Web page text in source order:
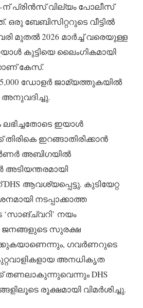
പ്രിൻസ് വില്യം പോലീസ്
ബേബിസിറ്ററുടെ വീട്ടിൽ
മുതൽ 2026 മാർച്ച് വരെയുള്ള
കുട്ടിയെ ലൈംഗികമായി
കേസ്.
5,000 ഡോളർ ജാമ്യത്തുകയിൽ
അനുവദിച്ചു.
ലഭിച്ചതോടെ ഇയാൾ
ഇറങ്ങാതിരിക്കാൻ
അബിഗയിൽ
ആവശ്യപ്പെട്ടു. കുടിയേറ്റ
നടപ്പാക്കാത്ത
‘സാങ്ച്വറി’ നയം
സുരക്ഷ
ഗവർണറുടെ
അനധികൃത
തണലാകുന്നുവെന്നും DHS
രൂക്ഷമായി വിമർശിച്ചു.